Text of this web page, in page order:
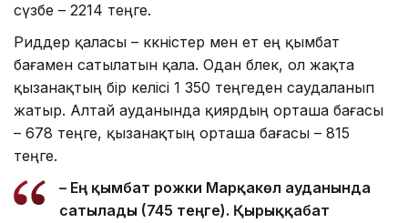
сүзбе – 2214 теңге.
Риддер қаласы – көкөністер мен ет ең қымбат
бағамен сатылатын қала. Одан бөлек, ол жақта
қызанақтың бір келісі 1 350 теңгеден саудаланып
жатыр. Алтай ауданында қиярдың орташа бағасы
– 678 теңге, қызанақтың орташа бағасы – 815
теңге.
– Ең қымбат рожки Марқакөл ауданында
сатылады (745 теңге). Қырыққабат